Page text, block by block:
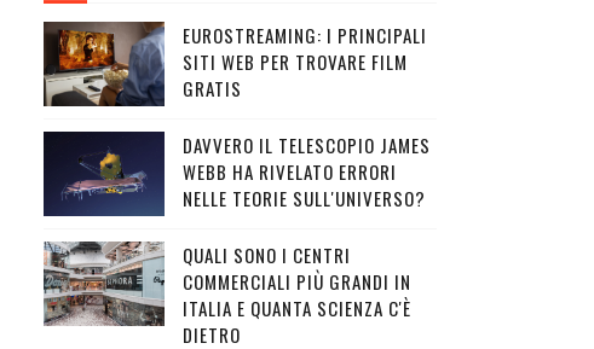
EUROSTREAMING: I PRINCIPALI
SITI WEB PER TROVARE FILM
GRATIS
DAVVERO IL TELESCOPIO JAMES
WEBB HA RIVELATO ERRORI
NELLE TEORIE SULL'UNIVERSO?
QUALI SONO I CENTRI
COMMERCIALI PIÙ GRANDI IN
ITALIA E QUANTA SCIENZA C'È
DIETRO